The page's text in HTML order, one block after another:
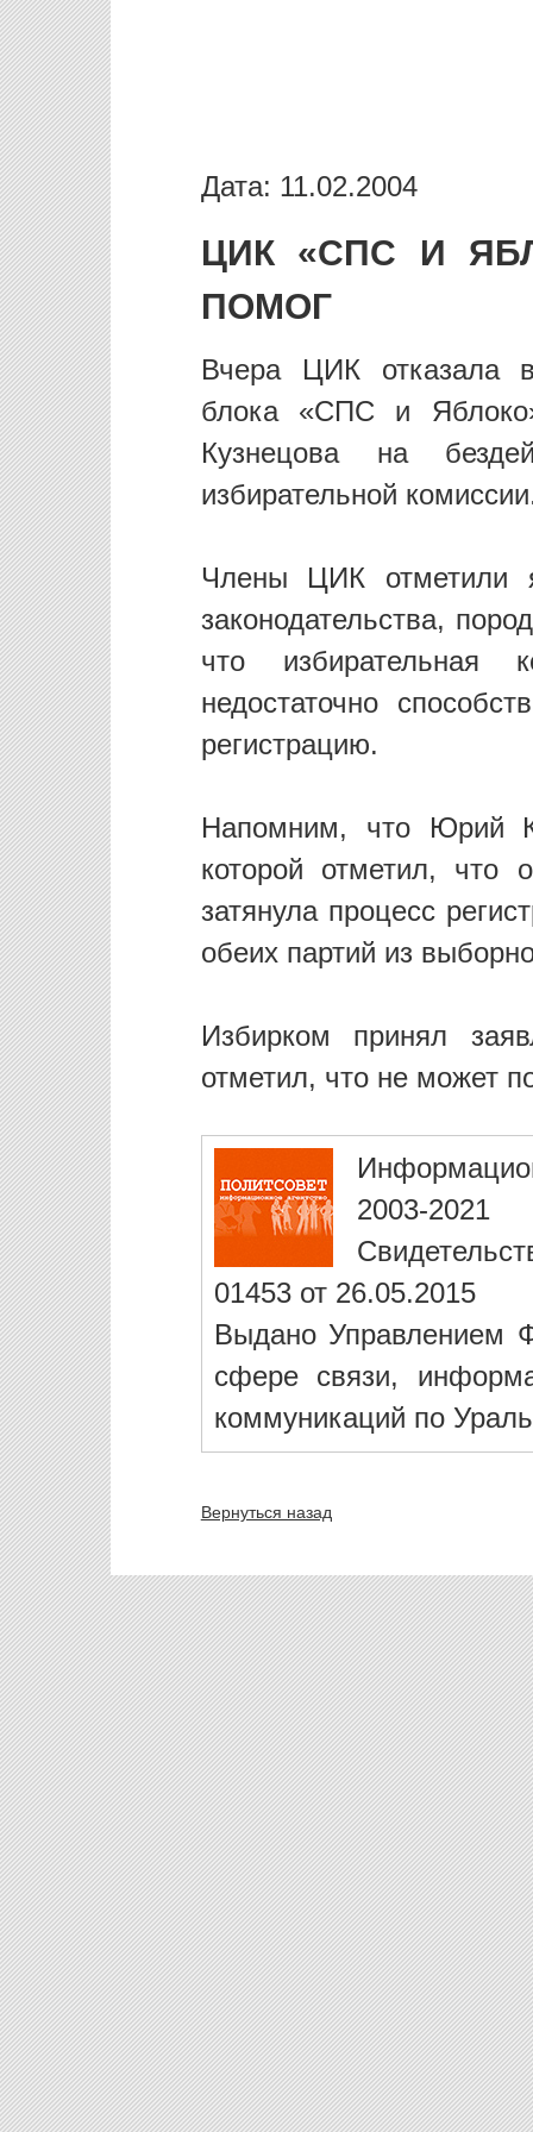
Дата: 11.02.2004
ЦИК «СПС И
ПОМОГ
Вчера ЦИК отказала
блока «СПС и
Кузнецова на
избирательной
Члены ЦИК отметили
законодательства,
что избирательная
недостаточно
регистрацию.
Напомним, что Юрий
которой отметил, что
затянула процесс
обеих партий из
Избирком принял
отметил, что не может
2003-2021
01453 от 26.05.2015
Выдано Управлением
сфере связи,
коммуникаций по
Вернуться назад